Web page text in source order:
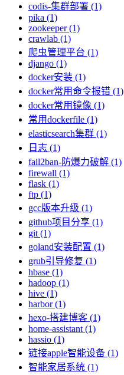
codis-集群部署 (1)
pika (1)
zookeeper (1)
crawlab (1)
爬虫管理平台 (1)
django (1)
docker安装 (1)
docker常用命令报错 (1)
docker常用镜像 (1)
常用dockerfile (1)
elasticsearch集群 (1)
日志 (1)
fail2ban-防爆力破解 (1)
firewall (1)
flask (1)
ftp (1)
gcc版本升级 (1)
github项目分享 (1)
git (1)
goland安装配置 (1)
grub引导修复 (1)
hbase (1)
hadoop (1)
hive (1)
harbor (1)
hexo-搭建博客 (1)
home-assistant (1)
hassio (1)
链接apple智能设备 (1)
智能家居系统 (1)